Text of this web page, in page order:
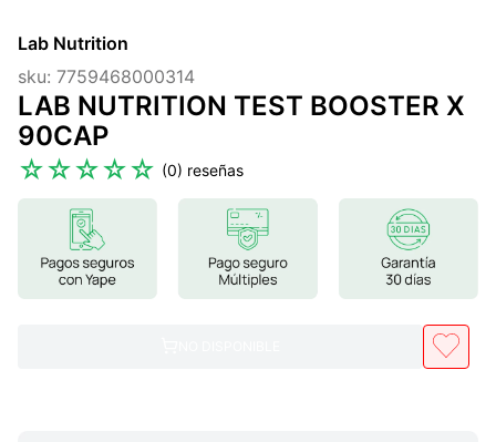
2.
citrato magnesio
3.
colageno
4.
kefir
5 .
lab nutrition
6.
stevia
glicinato magnesio
magnesio
Lab Nutrition
sku: 7759468000314
LAB NUTRITION TEST BOOSTER X
90CAP
☆☆☆☆☆ (0)